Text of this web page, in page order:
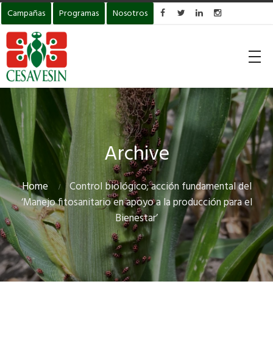
Campañas Programas Nosotros    
Archive
Home
Control biológico; acción fundamental del
‘Manejo fitosanitario en apoyo a la producción para el
Bienestar’